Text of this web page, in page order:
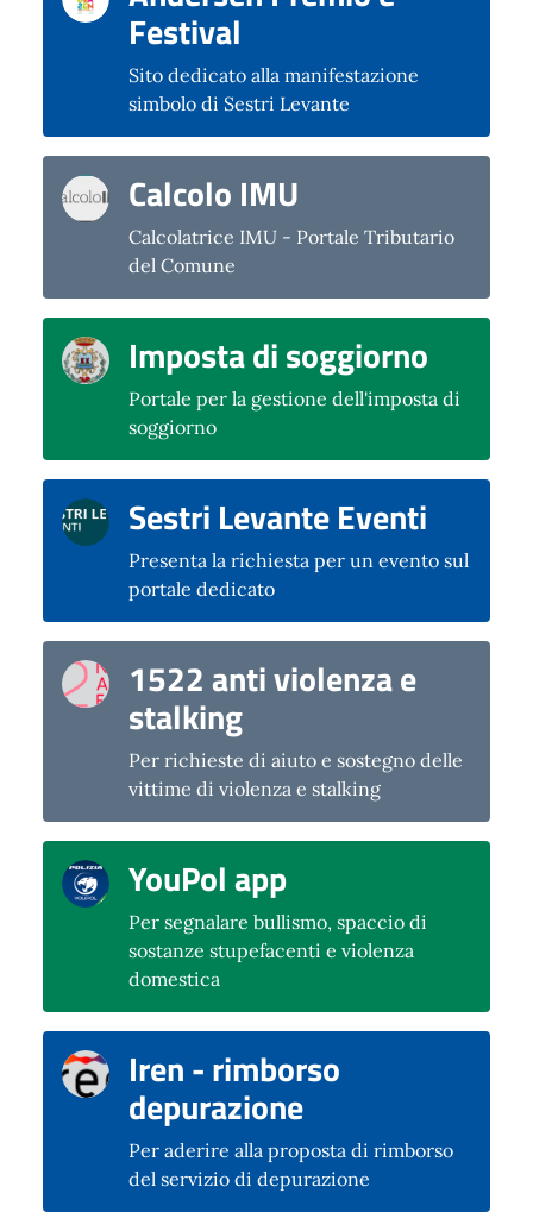
Festival
Sito dedicato alla manifestazione
simbolo di Sestri Levante
Calcolo IMU
Calcolatrice IMU - Portale Tributario
del Comune
Imposta di soggiorno
Portale per la gestione dell'imposta di
soggiorno
Sestri Levante Eventi
Presenta la richiesta per un evento sul
portale dedicato
1522 anti violenza e
stalking
Per richieste di aiuto e sostegno delle
vittime di violenza e stalking
YouPol app
Per segnalare bullismo, spaccio di
sostanze stupefacenti e violenza
domestica
Iren - rimborso
depurazione
Per aderire alla proposta di rimborso
del servizio di depurazione